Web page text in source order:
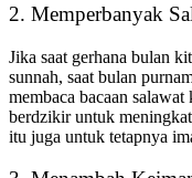
2. Memperbanyak
Jika saat gerhana bulan
sunnah, saat bulan
membaca bacaan
berdzikir untuk
itu juga untuk tetapnya